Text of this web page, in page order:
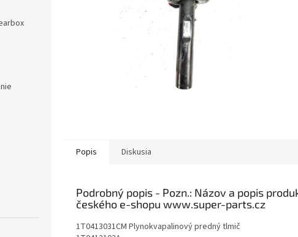
Popis Diskusia
Podrobný popis
1T0413031CM Plynokvapalinový predný tlmič